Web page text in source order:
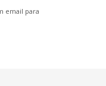
email para